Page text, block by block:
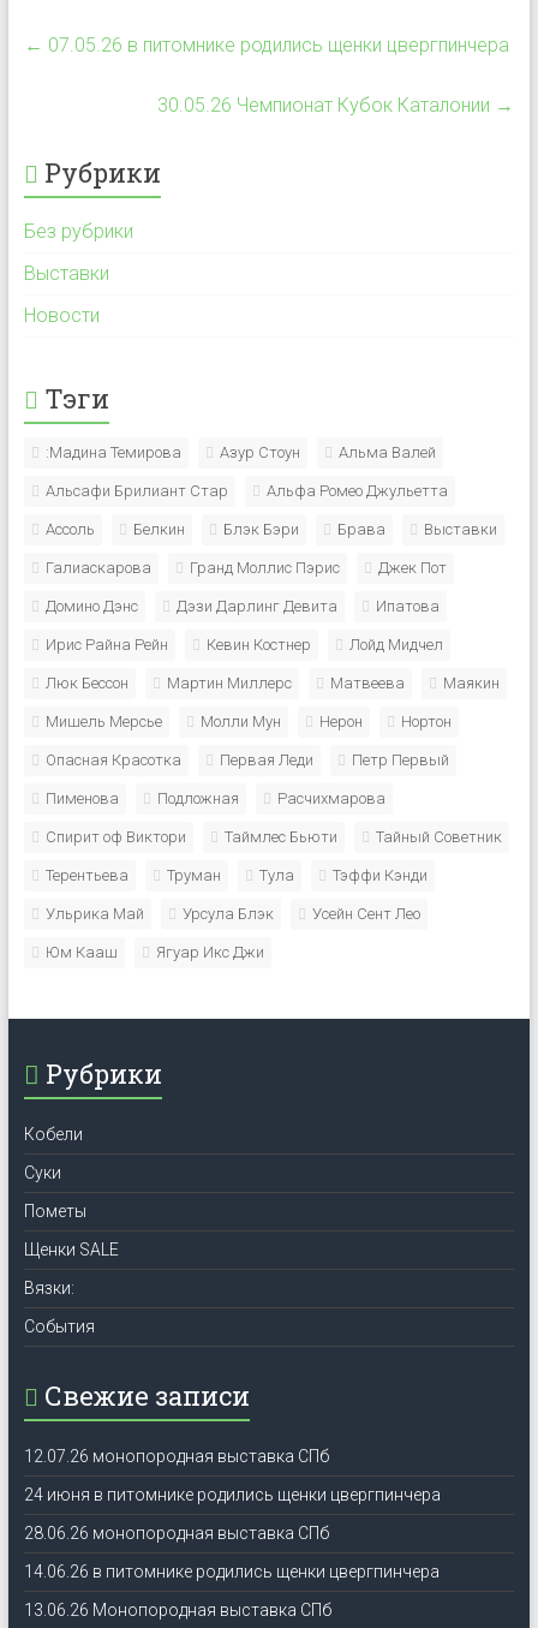
← 07.05.26 в питомнике родились щенки цвергпинчера
30.05.26 Чемпионат Кубок Каталонии →
Рубрики
Без рубрики
Выставки
Новости
Тэги
:Мадина Темирова Азур Стоун Альма Валей
Альсафи Брилиант Стар Альфа Ромео Джульетта
Ассоль Белкин Блэк Бэри Брава Выставки
Галиаскарова Гранд Моллис Пэрис Джек Пот
Домино Дэнс Дэзи Дарлинг Девита Ипатова
Ирис Райна Рейн Кевин Костнер Лойд Мидчел
Люк Бессон Мартин Миллерс Матвеева Маякин
Мишель Мерсье Молли Мун Нерон Нортон
Опасная Красотка Первая Леди Петр Первый
Пименова Подложная Расчихмарова
Спирит оф Виктори Таймлес Бьюти Тайный Советник
Терентьева Труман Тула Тэффи Кэнди
Ульрика Май Урсула Блэк Усейн Сент Лео
Юм Кааш Ягуар Икс Джи
Рубрики
Кобели
Суки
Пометы
Щенки SALE
Вязки:
События
Свежие записи
12.07.26 монопородная выставка СПб
24 июня в питомнике родились щенки цвергпинчера
28.06.26 монопородная выставка СПб
14.06.26 в питомнике родились щенки цвергпинчера
13.06.26 Монопородная выставка СПб